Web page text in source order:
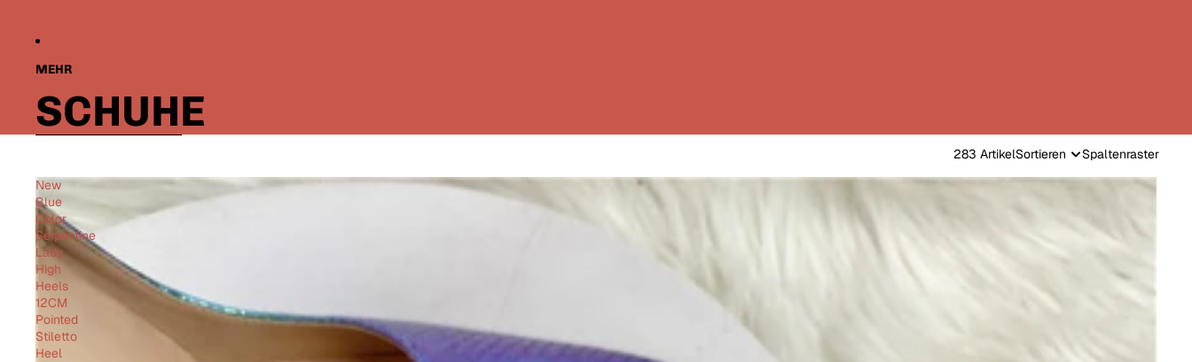
MEHR
SCHUHE
Zur Ergebnisliste springen
283 ArtikelSortieren
Spaltenraster
New
Blue
Color
Serpentine
Lady
High
Heels
12CM
Pointed
Stiletto
Heel